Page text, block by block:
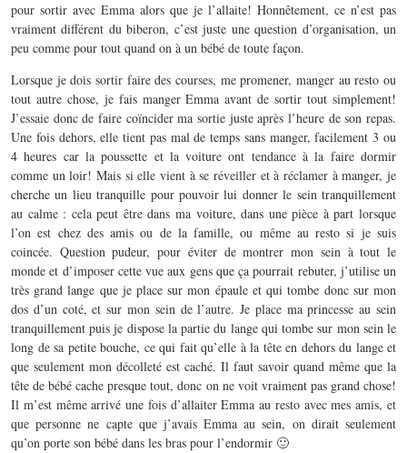
pour sortir avec Emma alors que je l’allaite! Honnêtement, ce n’est pas
vraiment différent du biberon, c’est juste une question d’organisation, un
peu comme pour tout quand on à un bébé de toute façon.
Lorsque je dois sortir faire des courses, me promener, manger au resto ou
tout autre chose, je fais manger Emma avant de sortir tout simplement!
J’essaie donc de faire coïncider ma sortie juste après l’heure de son repas.
Une fois dehors, elle tient pas mal de temps sans manger, facilement 3 ou
4 heures car la poussette et la voiture ont tendance à la faire dormir
comme un loir! Mais si elle vient à se réveiller et à réclamer à manger, je
cherche un lieu tranquille pour pouvoir lui donner le sein tranquillement
au calme : cela peut être dans ma voiture, dans une pièce à part lorsque
l’on est chez des amis ou de la famille, ou même au resto si je suis
coincée. Question pudeur, pour éviter de montrer mon sein à tout le
monde et d’imposer cette vue aux gens que ça pourrait rebuter, j’utilise un
très grand lange que je place sur mon épaule et qui tombe donc sur mon
dos d’un coté, et sur mon sein de l’autre. Je place ma princesse au sein
tranquillement puis je dispose la partie du lange qui tombe sur mon sein le
long de sa petite bouche, ce qui fait qu’elle à la tête en dehors du lange et
que seulement mon décolleté est caché. Il faut savoir quand même que la
tête de bébé cache presque tout, donc on ne voit vraiment pas grand chose!
Il m’est même arrivé une fois d’allaiter Emma au resto avec mes amis, et
que personne ne capte que j’avais Emma au sein, on dirait seulement
qu’on porte son bébé dans les bras pour l’endormir 🙂